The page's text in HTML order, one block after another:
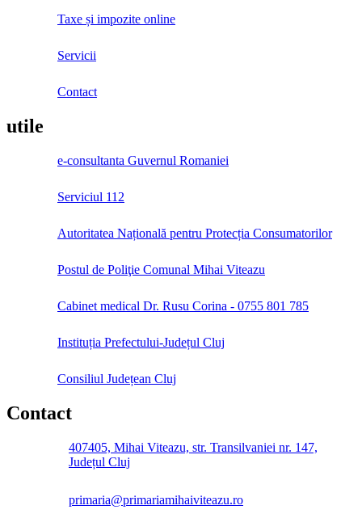
Taxe și impozite online
Servicii
Contact
utile
e-consultanta Guvernul Romaniei
Serviciul 112
Autoritatea Națională pentru Protecția Consumatorilor
Postul de Poliţie Comunal Mihai Viteazu
Cabinet medical Dr. Rusu Corina - 0755 801 785
Instituția Prefectului-Județul Cluj
Consiliul Județean Cluj
Contact
407405, Mihai Viteazu, str. Transilvaniei nr. 147,
Județul Cluj
primaria@primariamihaiviteazu.ro